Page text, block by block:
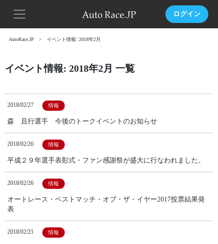
ログイン
AutoRace.JP イベント情報: 2018年2月
イベント情報: 2018年2月 一覧
2018/02/27 情報
森 且行選手 今後のトークイベントのお知らせ
2018/02/26 情報
平成２９年選手表彰式・ファン感謝祭が盛大に行なわれました。
2018/02/26 情報
オートレース・ベストマッチ・オブ・ザ・イヤー2017投票結果発
表
2018/02/21 情報